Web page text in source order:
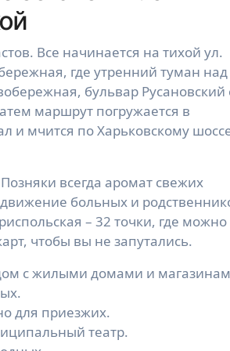
Все начинается на тихой ул.
где утренний туман над
бульвар Русановский
маршрут погружается в
и мчится по Харьковскому
всегда аромат свежих
больных и
– 32 точки, где можно
чтобы вы не запутались.
с жилыми домами и
для приезжих.
театр.